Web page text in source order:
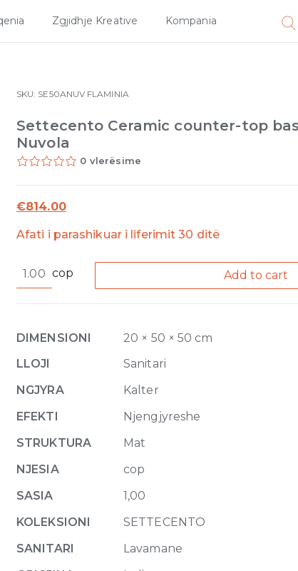
Zgjidhje Kreative Kompania
SKU: SE50ANUV FLAMINIA
Settecento Ceramic counter-top
Nuvola
0 vlerësime
€814.00
Afati i parashikuar i liferimit 30 ditë
Ceramic
50
x
20
cm
quantity
cop Add to cart
DIMENSIONI
20 × 50 × 50 cm
LLOJI
Sanitari
NGJYRA
Kalter
EFEKTI
Njengjyreshe
STRUKTURA
Mat
NJESIA
cop
SASIA
1,00
KOLEKSIONI
SETTECENTO
SANITARI
Lavamane